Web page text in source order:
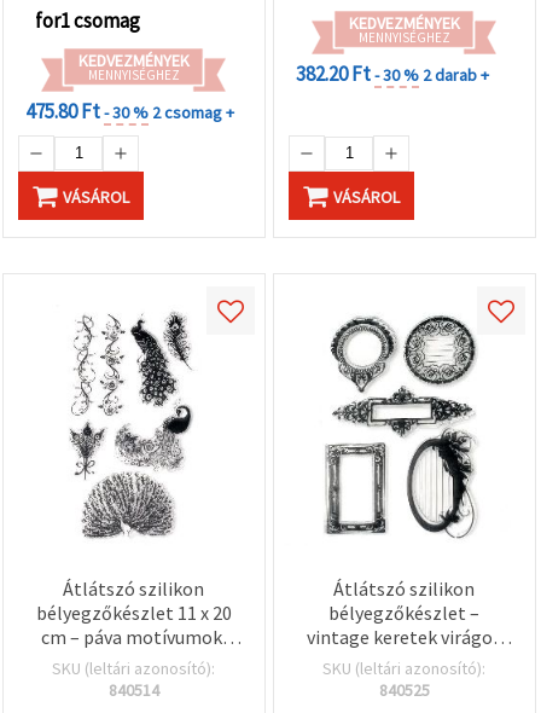
megadhatja
az adott
típusú sütik
kiválasztásával
és a
"Mentés"
gombra
kattintva.
Fogadja
Beállítások
for1 csomag
KEDVEZMÉNYEK
MENNYISÉGHEZ
475.80 Ft- 30 % 2 csomag +
VÁSÁROL
KEDVEZMÉNYEK
MENNYISÉGHEZ
382.20 Ft- 30 % 2 darab +
VÁSÁROL
Átlátszó szilikon
bélyegzőkészlet 11 x 20
cm – páva motívumok,
dekoráláshoz,
scrapbookinghoz és
SKU (leltári azonosító):
840514
Átlátszó szilikon
bélyegzőkészlet –
vintage keretek virágos
díszítéssel, 11 x 16 cm, 5
db, scrapbookhoz és
SKU (leltári azonosító):
840525